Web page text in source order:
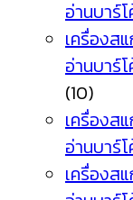
อ่านบาร์
เครื่องส
อ่านบาร์
(10)
เครื่องส
อ่านบาร์
เครื่องส